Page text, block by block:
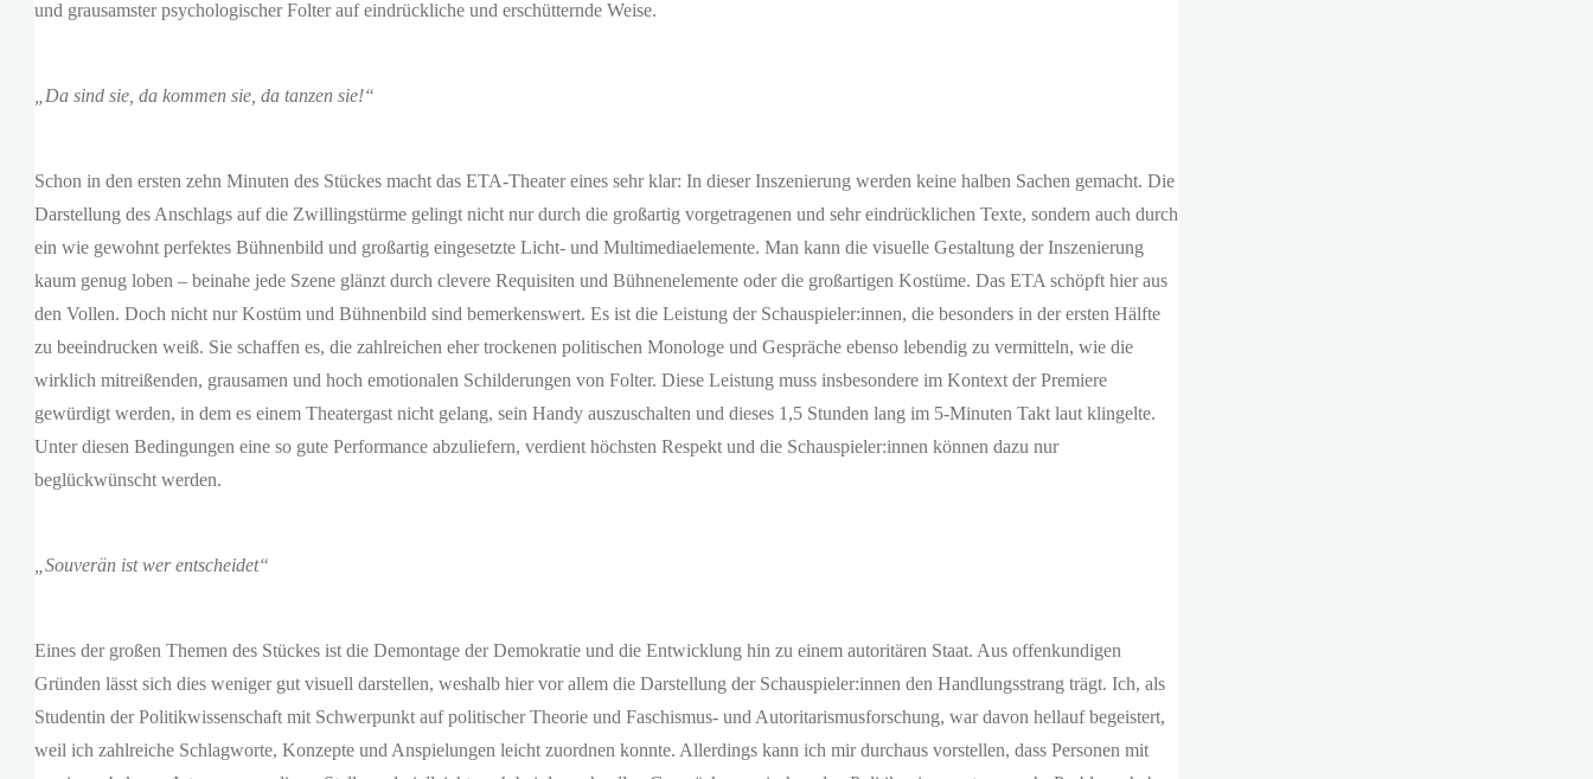
und grausamster psychologischer Folter auf eindrückliche und erschütternde Weise.
„Da sind sie, da kommen sie, da tanzen sie!“
Schon in den ersten zehn Minuten des Stückes macht das ETA-Theater eines sehr klar: In dieser Inszenierung werden keine halben Sachen gemacht. Die
Darstellung des Anschlags auf die Zwillingstürme gelingt nicht nur durch die großartig vorgetragenen und sehr eindrücklichen Texte, sondern auch durch
ein wie gewohnt perfektes Bühnenbild und großartig eingesetzte Licht- und Multimediaelemente. Man kann die visuelle Gestaltung der Inszenierung
kaum genug loben – beinahe jede Szene glänzt durch clevere Requisiten und Bühnenelemente oder die großartigen Kostüme. Das ETA schöpft hier aus
den Vollen. Doch nicht nur Kostüm und Bühnenbild sind bemerkenswert. Es ist die Leistung der Schauspieler:innen, die besonders in der ersten Hälfte
zu beeindrucken weiß. Sie schaffen es, die zahlreichen eher trockenen politischen Monologe und Gespräche ebenso lebendig zu vermitteln, wie die
wirklich mitreißenden, grausamen und hoch emotionalen Schilderungen von Folter. Diese Leistung muss insbesondere im Kontext der Premiere
gewürdigt werden, in dem es einem Theatergast nicht gelang, sein Handy auszuschalten und dieses 1,5 Stunden lang im 5-Minuten Takt laut klingelte.
Unter diesen Bedingungen eine so gute Performance abzuliefern, verdient höchsten Respekt und die Schauspieler:innen können dazu nur
beglückwünscht werden.
„Souverän ist wer entscheidet“
Eines der großen Themen des Stückes ist die Demontage der Demokratie und die Entwicklung hin zu einem autoritären Staat. Aus offenkundigen
Gründen lässt sich dies weniger gut visuell darstellen, weshalb hier vor allem die Darstellung der Schauspieler:innen den Handlungsstrang trägt. Ich, als
Studentin der Politikwissenschaft mit Schwerpunkt auf politischer Theorie und Faschismus- und Autoritarismusforschung, war davon hellauf begeistert,
weil ich zahlreiche Schlagworte, Konzepte und Anspielungen leicht zuordnen konnte. Allerdings kann ich mir durchaus vorstellen, dass Personen mit